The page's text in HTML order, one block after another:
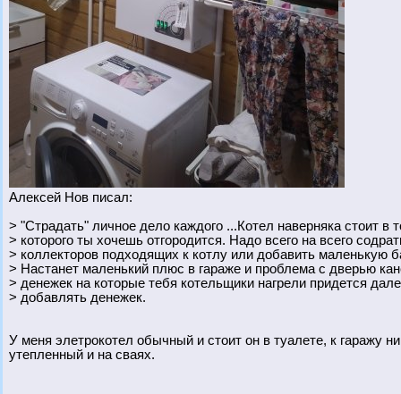
Алексей Нов писал:
> "Страдать" личное дело каждого ...Котел наверняка стоит в
> которого ты хочешь отгородится. Надо всего на всего
> коллекторов подходящих к котлу или добавить маленькую
> Настанет маленький плюс в гараже и проблема с дверью
> денежек на которые тебя котельщики нагрели придется
> добавлять денежек.
У меня элетрокотел обычный и стоит он в туалете, к гаражу
утепленный и на сваях.